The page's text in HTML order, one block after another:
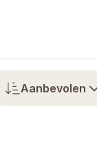
Aanbevolen